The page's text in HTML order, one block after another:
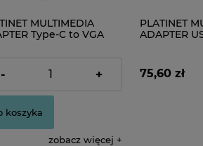
MULTIMEDIA
Type-C to VGA
zł
- +
koszyka
zobacz więcej
PLATINET
ADAPTER
75,60 zł